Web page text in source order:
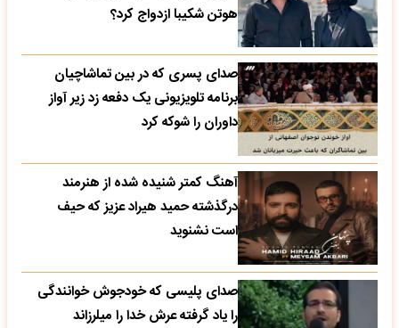
هوتن شکیبا ازدواج کرد؟
صدای پسری که در بین تماشاچیان
برنامه تلویزیونی یک دفعه زد زیر آواز
داوران را شوکه کرد
آهنگ کمتر شنیده شده از هنرمند
درگذشته حمید هیراد عزیز که حیف
است نشنوید
صدای پلیسی که خودجوش خوانندگی
را یاد گرفته عرش خدا را میلرزاند